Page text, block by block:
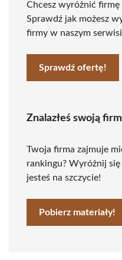
Chcesz wyróżnić
Sprawdź jak możesz
firmy w naszym
Sprawdź ofertę!
Znalazłeś swoją
Twoja firma zajmuje
rankingu? Wyróżnij
jesteś na szczycie!
Pobierz materiały!